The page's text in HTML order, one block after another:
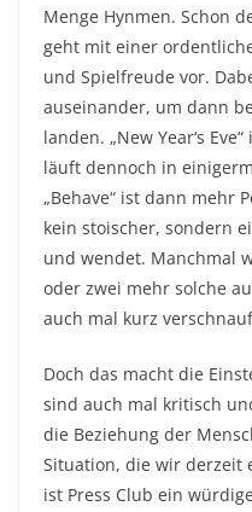
Menge Hynmen. Schon
geht mit einer
und Spielfreude vor.
auseinander, um dann
landen. „New Year‘s
läuft dennoch in
„Behave“ ist dann mehr
kein stoischer, sondern
und wendet. Manchmal
oder zwei mehr solche
auch mal kurz
Doch das macht die
sind auch mal kritisch
die Beziehung der
Situation, die wir derzeit
ist Press Club ein